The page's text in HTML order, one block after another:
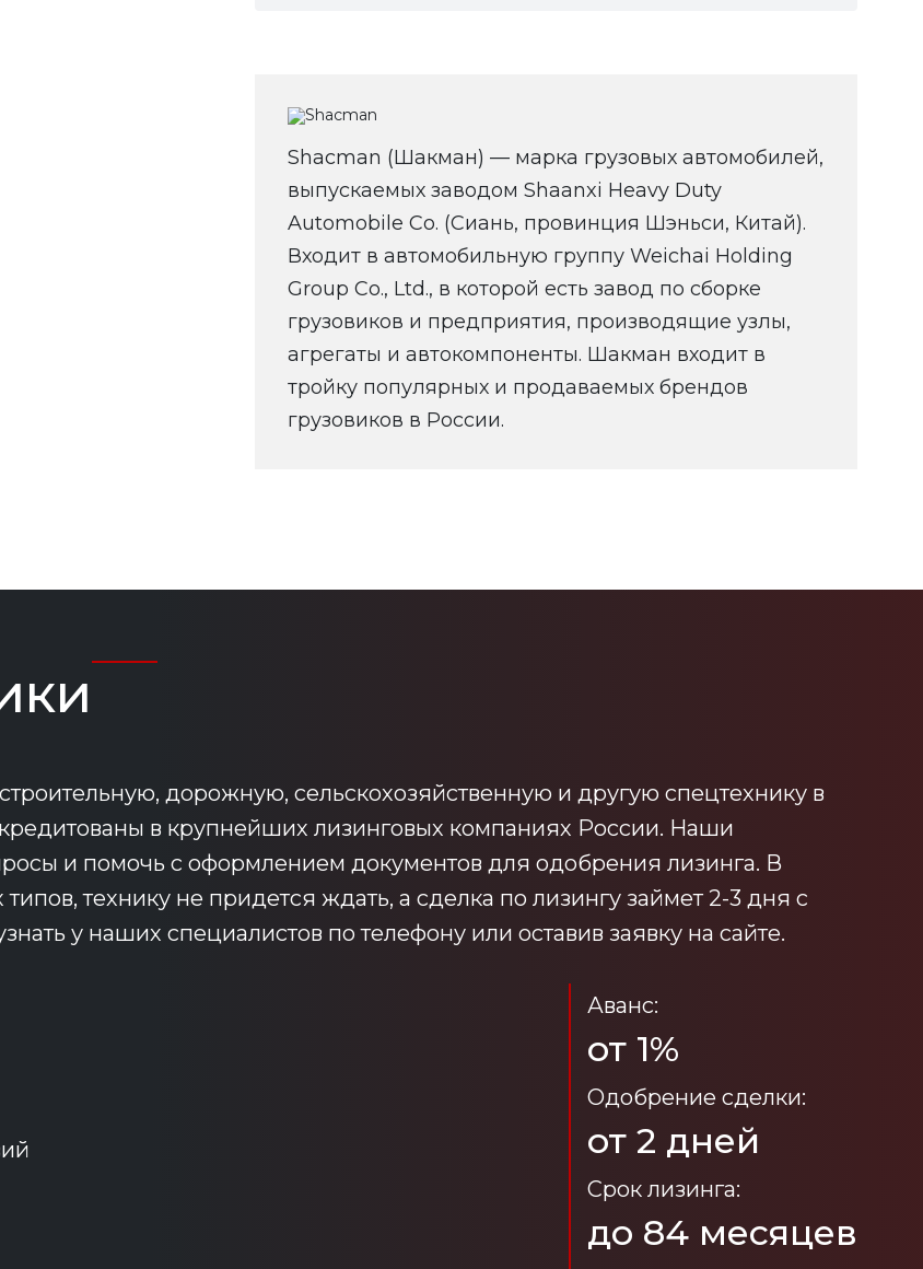
Shacman (Шакман) — марка грузовых автомобилей,
выпускаемых заводом Shaanxi Heavy Duty
Automobile Co. (Сиань, провинция Шэньси, Китай).
Входит в автомобильную группу Weichai Holding
Group Co., Ltd., в которой есть завод по сборке
грузовиков и предприятия, производящие узлы,
агрегаты и автокомпоненты. Шакман входит в
тройку популярных и продаваемых брендов
грузовиков в России.
дорожную, сельскохозяйственную и другую спецтехнику в
в крупнейших лизинговых компаниях России. Наши
и помочь с оформлением документов для одобрения лизинга. В
технику не придется ждать, а сделка по лизингу займет 2-3 дня с
у наших специалистов по телефону или оставив заявку на сайте.
Аванс:
от 1%
Одобрение сделки:
от 2 дней
Срок лизинга:
до 84 месяцев